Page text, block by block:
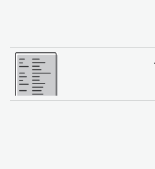
Lebih banyak